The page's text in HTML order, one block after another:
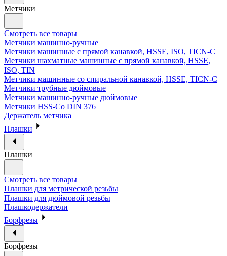
Метчики
Смотреть все товары
Метчики машинно-ручные
Метчики машинные с прямой канавкой, HSSE, ISO, TICN-C
Метчики шахматные машинные с прямой канавкой, HSSE,
ISO, TIN
Метчики машинные со спиральной канавкой, HSSE, TICN-C
Метчики трубные дюймовые
Метчики машинно-ручные дюймовые
Метчики HSS-Co DIN 376
Держатель метчика
Плашки
Плашки
Смотреть все товары
Плашки для метрической резьбы
Плашки для дюймовой резьбы
Плашкодержатели
Борфрезы
Борфрезы